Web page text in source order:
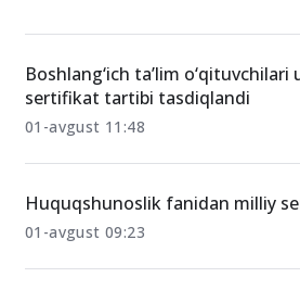
O‘xshash xabarlar
sertifikat tartibi tasdiqlandi
01-avgust 11:48
Huquqshunoslik fanidan milliy